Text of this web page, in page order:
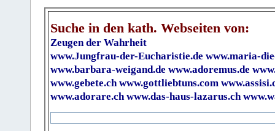
Suche in den kath. Webseiten von:
Zeugen der Wahrheit
www.Jungfrau-der-Eucharistie.de www.maria-
www.barbara-weigand.de www.adoremus.de
www.gebete.ch www.gottliebtuns.com
www.adorare.ch www.das-haus-lazarus.ch